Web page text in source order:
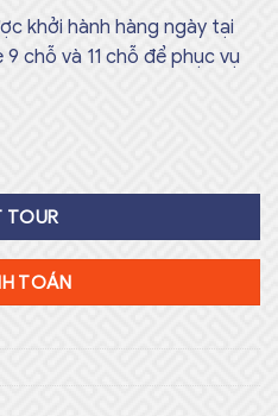
khởi hành hàng ngày tại
chỗ và 11 chỗ để phục vụ
TOUR
TOÁN